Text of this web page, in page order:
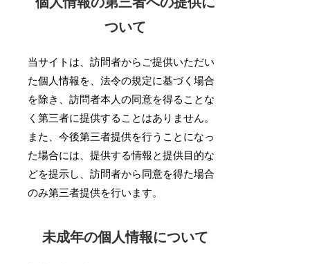
ついて
当サイトは、訪問者からご提供いただい
た個人情報を、法令の規定に基づく場合
を除き、訪問者本人の同意を得ることな
く第三者に提供することはありません。
また、今後第三者提供を行うことになっ
た場合には、提供する情報と提供目的な
どを提示し、訪問者から同意を得た場合
のみ第三者提供を行います。
未成年の個人情報について